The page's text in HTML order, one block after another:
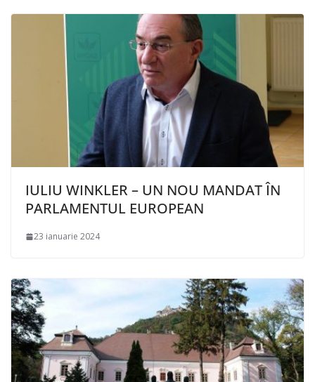
IULIU WINKLER – UN NOU MANDAT ÎN
PARLAMENTUL EUROPEAN
23 ianuarie 2024